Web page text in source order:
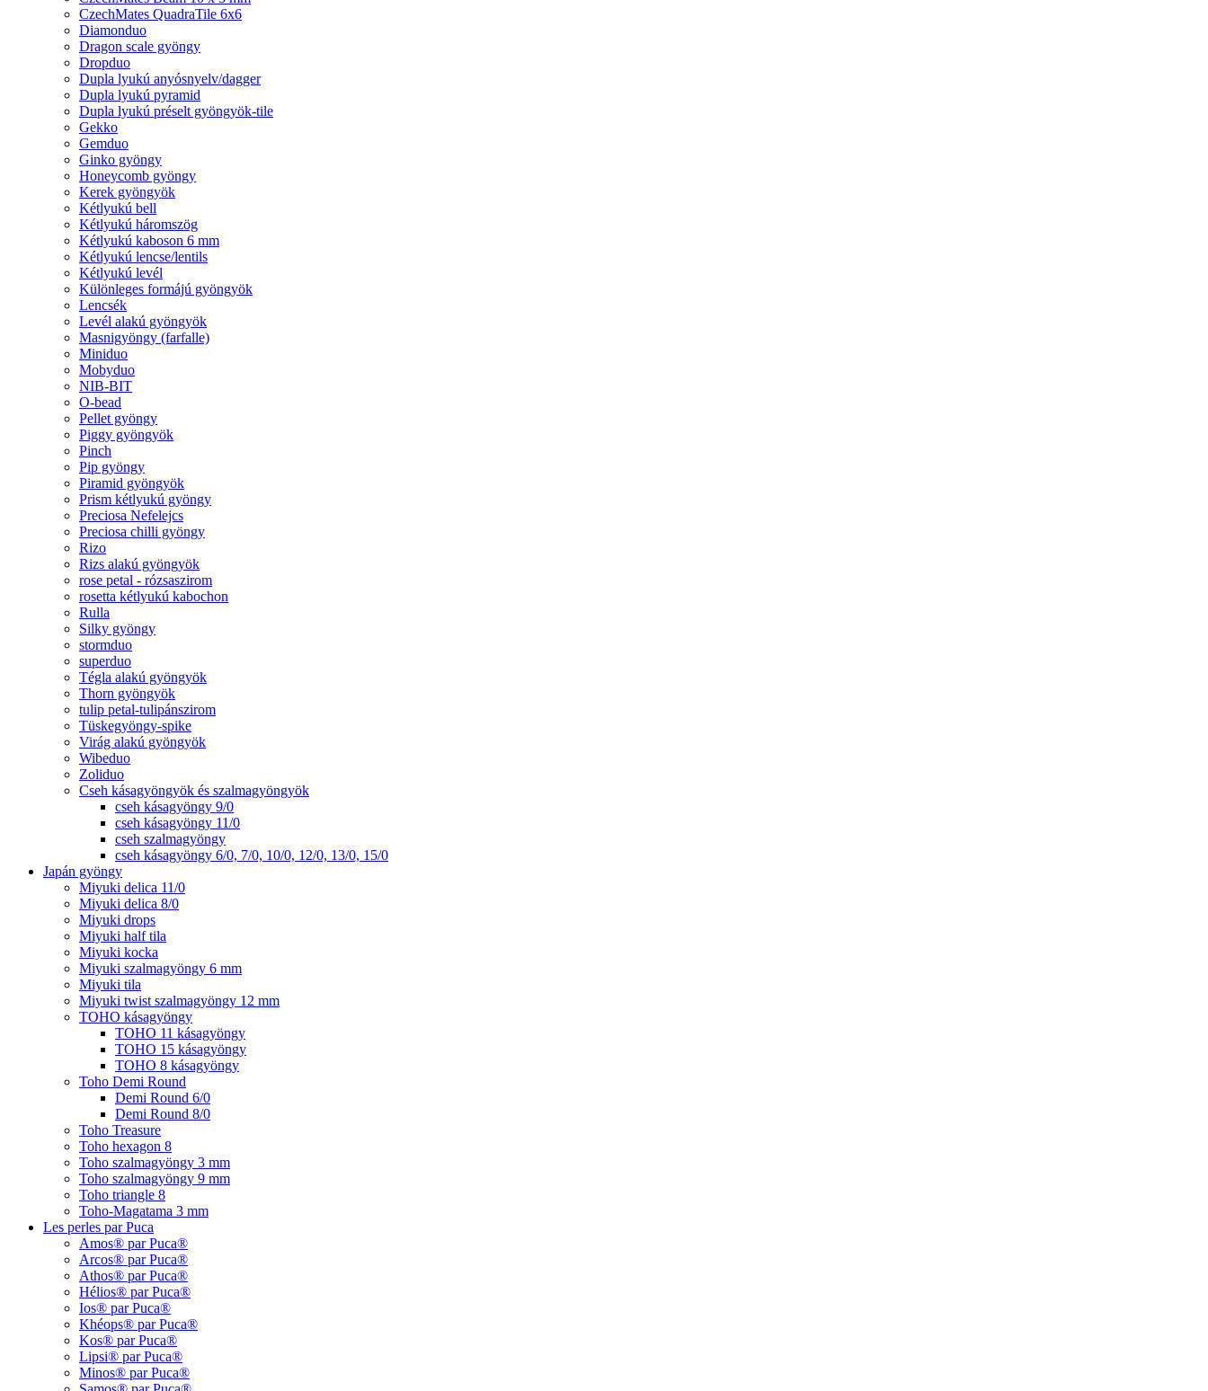
CzechMates QuadraTile 6x6
Diamonduo
Dragon scale gyöngy
Dropduo
Dupla lyukú anyósnyelv/dagger
Dupla lyukú pyramid
Dupla lyukú préselt gyöngyök-tile
Gekko
Gemduo
Ginko gyöngy
Honeycomb gyöngy
Kerek gyöngyök
Kétlyukú bell
Kétlyukú háromszög
Kétlyukú kaboson 6 mm
Kétlyukú lencse/lentils
Kétlyukú levél
Különleges formájú gyöngyök
Lencsék
Levél alakú gyöngyök
Masnigyöngy (farfalle)
Miniduo
Mobyduo
NIB-BIT
O-bead
Pellet gyöngy
Piggy gyöngyök
Pinch
Pip gyöngy
Piramid gyöngyök
Prism kétlyukú gyöngy
Preciosa Nefelejcs
Preciosa chilli gyöngy
Rizo
Rizs alakú gyöngyök
rose petal - rózsaszirom
rosetta kétlyukú kabochon
Rulla
Silky gyöngy
stormduo
superduo
Tégla alakú gyöngyök
Thorn gyöngyök
tulip petal-tulipánszirom
Tüskegyöngy-spike
Virág alakú gyöngyök
Wibeduo
Zoliduo
Cseh kásagyöngyök és szalmagyöngyök
cseh kásagyöngy 9/0
cseh kásagyöngy 11/0
cseh szalmagyöngy
cseh kásagyöngy 6/0, 7/0, 10/0, 12/0, 13/0, 15/0
Japán gyöngy
Miyuki delica 11/0
Miyuki delica 8/0
Miyuki drops
Miyuki half tila
Miyuki kocka
Miyuki szalmagyöngy 6 mm
Miyuki tila
Miyuki twist szalmagyöngy 12 mm
TOHO kásagyöngy
TOHO 11 kásagyöngy
TOHO 15 kásagyöngy
TOHO 8 kásagyöngy
Toho Demi Round
Demi Round 6/0
Demi Round 8/0
Toho Treasure
Toho hexagon 8
Toho szalmagyöngy 3 mm
Toho szalmagyöngy 9 mm
Toho triangle 8
Toho-Magatama 3 mm
Les perles par Puca
Amos® par Puca®
Arcos® par Puca®
Athos® par Puca®
Hélios® par Puca®
Ios® par Puca®
Khéops® par Puca®
Kos® par Puca®
Lipsi® par Puca®
Minos® par Puca®